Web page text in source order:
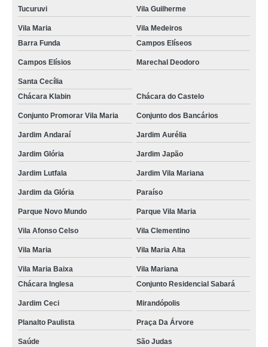
Tucuruvi Vila Guilherme
Vila Maria
Vila Medeiros
Barra Funda
Campos Elíseos
Campos Elísios Marechal Deodoro
Santa Cecília
Chácara Klabin
Chácara do Castelo
Conjunto Promorar Vila Maria Conjunto dos Bancários
Jardim Andaraí Jardim Aurélia
Jardim Glória Jardim Japão
Jardim Lutfala Jardim Vila Mariana
Jardim da Glória Paraíso
Parque Novo Mundo Parque Vila Maria
Vila Afonso Celso Vila Clementino
Vila Maria Vila Maria Alta
Vila Maria Baixa
Vila Mariana
Chácara Inglesa
Conjunto Residencial Sabará
Jardim Ceci Mirandópolis
Planalto Paulista Praça Da Árvore
Saúde São Judas